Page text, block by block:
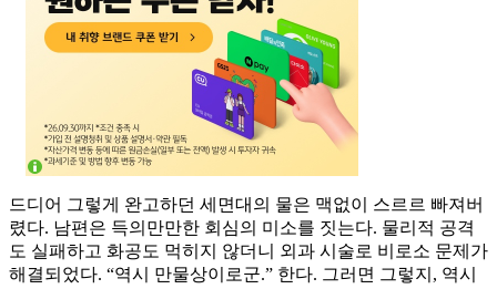
드디어 그렇게 완고하던 세면대의 물은 맥없이 스르르 빠져버
렸다. 남편은 득의만만한 회심의 미소를 짓는다. 물리적 공격
도 실패하고 화공도 먹히지 않더니 외과 시술로 비로소 문제가
해결되었다. “역시 만물상이로군.” 한다. 그러면 그렇지, 역시